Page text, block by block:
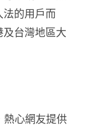
的用戶而
台灣地區大
心網友提供